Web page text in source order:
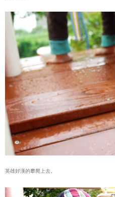
英雄好漢的攀爬上去。